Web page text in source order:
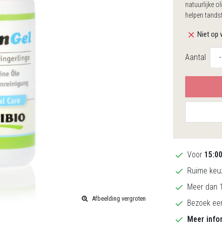
Afbeelding vergroten
natuurlijke
helpen
Niet op
Aantal -
Voor 15:00
Ruime
Meer dan
Bezoek
Meer